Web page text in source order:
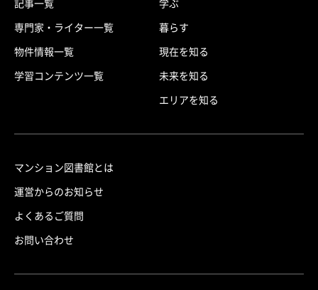
記事一覧
専門家・ライター一覧
物件情報一覧
学習コンテンツ一覧
学ぶ
暮らす
現在を知る
未来を知る
エリアを知る
マンション図書館とは
運営からのお知らせ
よくあるご質問
お問い合わせ